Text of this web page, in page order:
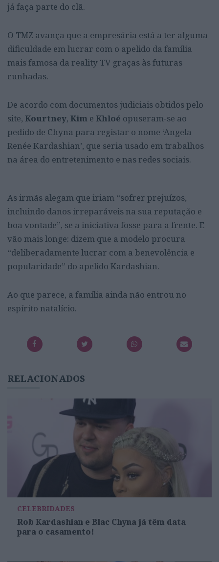
já faça parte do clã.
O TMZ avança que a empresária está a ter alguma
dificuldade em lucrar com o apelido da família
mais famosa da reality TV graças às futuras
cunhadas.
De acordo com documentos judiciais obtidos pelo
site, Kourtney, Kim e Khloé opuseram-se ao
pedido de Chyna para registar o nome ‘Angela
Renée Kardashian’, que seria usado em trabalhos
na área do entretenimento e nas redes sociais.
As irmãs alegam que iriam “sofrer prejuízos,
incluindo danos irreparáveis na sua reputação e
boa vontade”, se a iniciativa fosse para a frente. E
vão mais longe: dizem que a modelo procura
“deliberadamente lucrar com a benevolência e
popularidade” do apelido Kardashian.
Ao que parece, a família ainda não entrou no
espírito natalício.
RELACIONADOS
CELEBRIDADES
Rob Kardashian e Blac Chyna já têm data
para o casamento!